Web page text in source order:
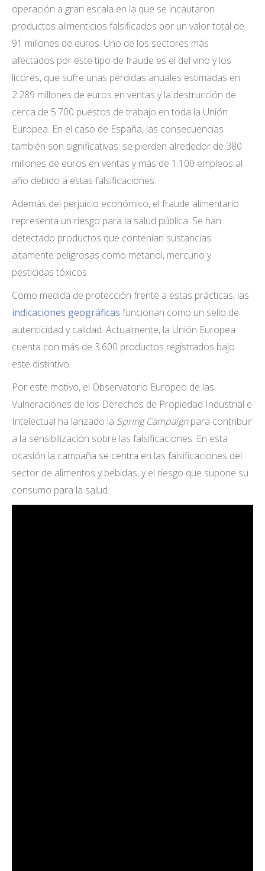
operación a gran escala en la que se incautaron
productos alimenticios falsificados por un valor total de
91 millones de euros. Uno de los sectores más
afectados por este tipo de fraude es el del vino y los
licores, que sufre unas pérdidas anuales estimadas en
2.289 millones de euros en ventas y la destrucción de
cerca de 5.700 puestos de trabajo en toda la Unión
Europea. En el caso de España, las consecuencias
también son significativas: se pierden alrededor de 380
millones de euros en ventas y más de 1.100 empleos al
año debido a estas falsificaciones.
Además del perjuicio económico, el fraude alimentario
representa un riesgo para la salud pública. Se han
detectado productos que contenían sustancias
altamente peligrosas como metanol, mercurio y
pesticidas tóxicos.
Como medida de protección frente a estas prácticas, las
indicaciones geográficas funcionan como un sello de
autenticidad y calidad. Actualmente, la Unión Europea
cuenta con más de 3.600 productos registrados bajo
este distintivo.
Por este motivo, el Observatorio Europeo de las
Vulneraciones de los Derechos de Propiedad Industrial e
Intelectual ha lanzado la Spring Campaignpara contribuir
a la sensibilización sobre las falsificaciones. En esta
ocasión la campaña se centra en las falsificaciones del
sector de alimentos y bebidas, y el riesgo que supone su
consumo para la salud.